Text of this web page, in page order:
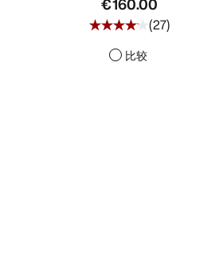
€160.00
(27)
比较